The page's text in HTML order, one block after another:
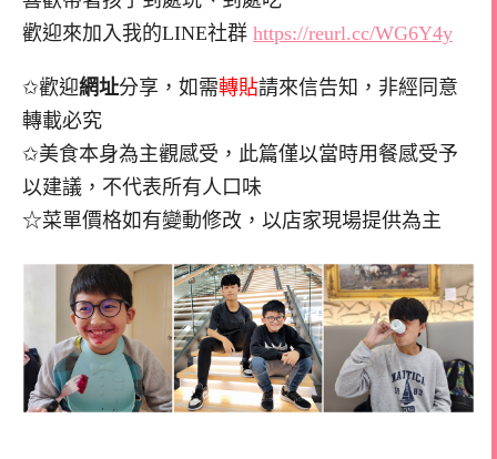
歡迎來加入我的LINE社群 https://reurl.cc/WG6Y4y
✩歡迎網址分享，如需轉貼請來信告知，非經同意
轉載必究
✩美食本身為主觀感受，此篇僅以當時用餐感受予
以建議，不代表所有人口味
☆菜單價格如有變動修改，以店家現場提供為主